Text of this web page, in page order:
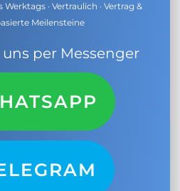
· Vertraulich · Vertrag &
Meilensteine
per Messenger